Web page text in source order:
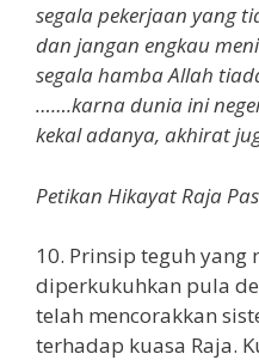
segala pekerjaan yang
dan jangan engkau
segala hamba Allah
…….karna dunia ini
kekal adanya, akhirat
Petikan Hikayat Raja
10. Prinsip teguh
diperkukuhkan pula
telah mencorakkan
terhadap kuasa Raja.